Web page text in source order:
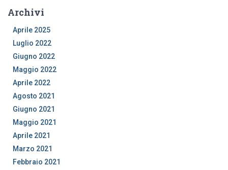
Archivi
Aprile 2025
Luglio 2022
Giugno 2022
Maggio 2022
Aprile 2022
Agosto 2021
Giugno 2021
Maggio 2021
Aprile 2021
Marzo 2021
Febbraio 2021